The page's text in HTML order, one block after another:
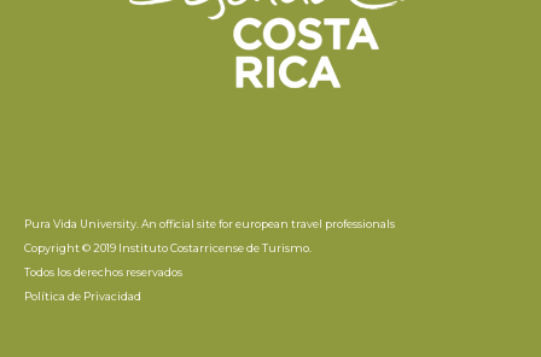
Pura Vida University. An official site for european travel professionals
Copyright © 2019 Instituto Costarricense de Turismo.
Todos los derechos reservados
Política de Privacidad